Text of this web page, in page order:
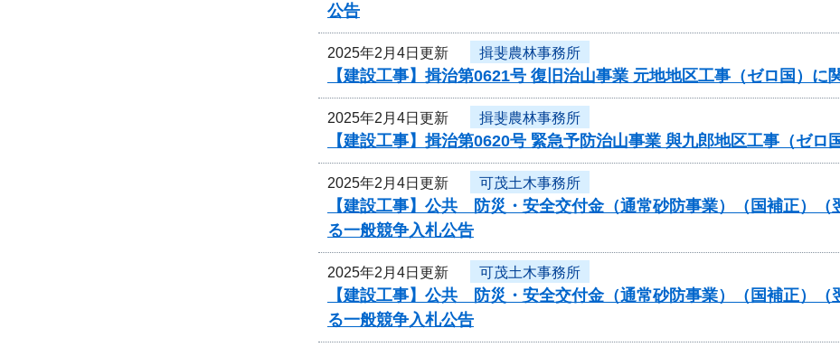
公告
2025年2月4日更新 揖斐農林事務所
【建設工事】揖治第0621号 復旧治山事業 元地地区工事（ゼロ国）に
2025年2月4日更新 揖斐農林事務所
【建設工事】揖治第0620号 緊急予防治山事業 與九郎地区工事（ゼロ
2025年2月4日更新 可茂土木事務所
【建設工事】公共 防災・安全交付金（通常砂防事業）（国補正）
る一般競争入札公告
2025年2月4日更新 可茂土木事務所
【建設工事】公共 防災・安全交付金（通常砂防事業）（国補正）
る一般競争入札公告